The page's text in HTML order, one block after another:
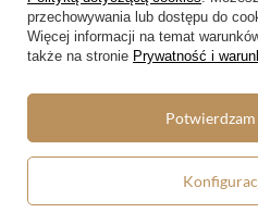
Media
W sklepie prezentujemy
przechowywania lub dostępu do
Więcej informacji na temat
także na stronie Prywatność i